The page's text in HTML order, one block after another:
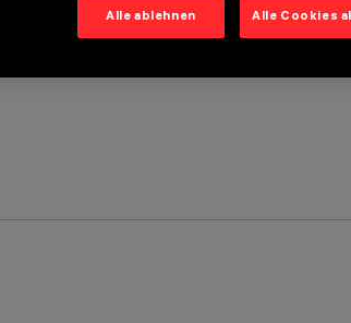
Alle ablehnen Alle Cookies